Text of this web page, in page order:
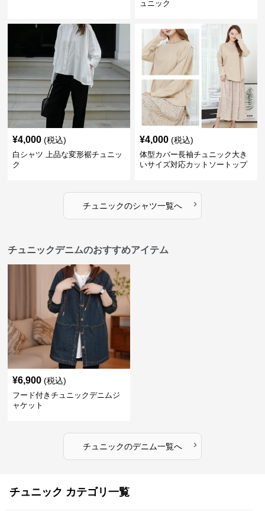
ュニック
¥4,000 (税込)
白シャツ 上品な変形裾チュニッ
ク
¥4,000 (税込)
体型カバー長袖チュニック大き
いサイズ対応カットソートップ
チュニックのシャツ一覧へ ›
チュニックデニムのおすすめアイテム
¥6,900 (税込)
フード付きチュニックデニムジ
ャケット
チュニックのデニム一覧へ ›
チュニック カテゴリ一覧